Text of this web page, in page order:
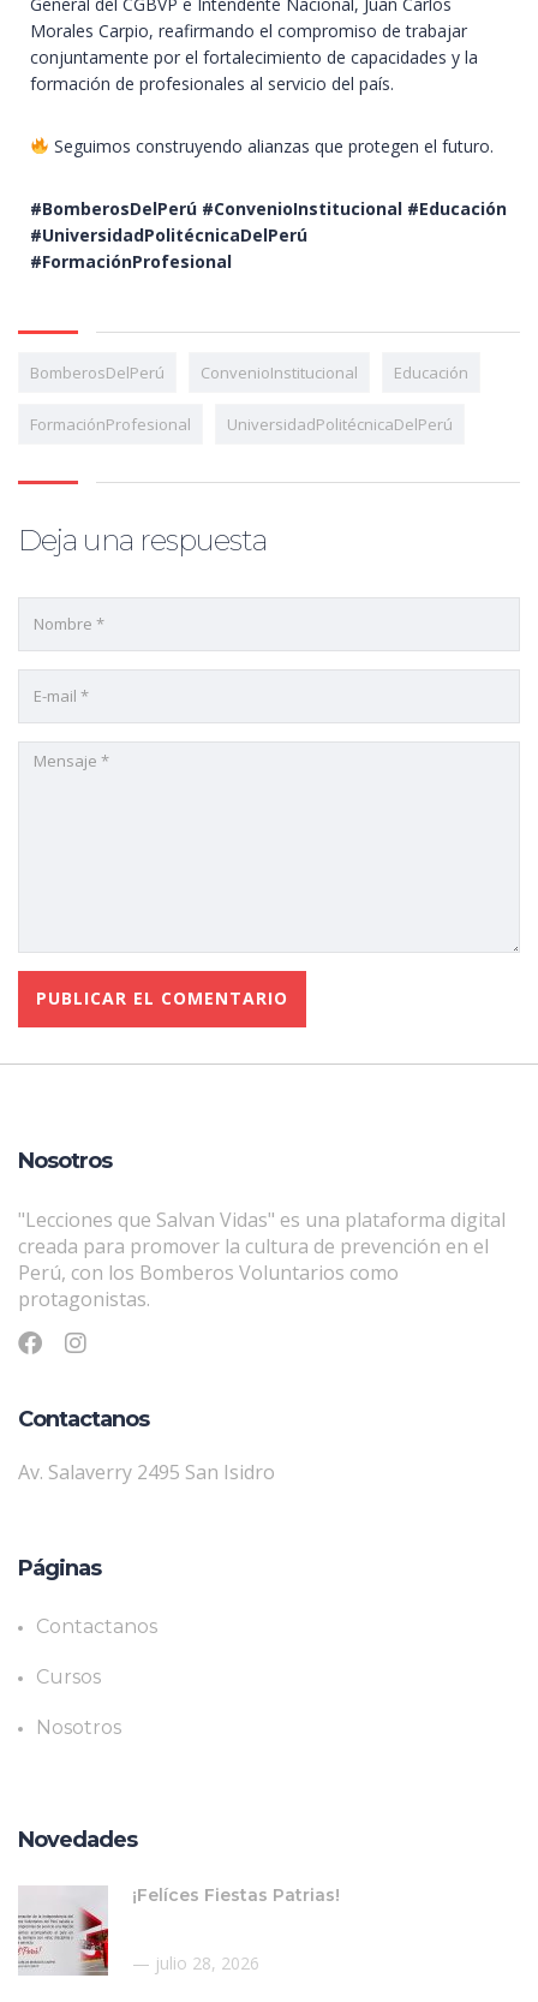
Morales Carpio, reafirmando el compromiso de trabajar
conjuntamente por el fortalecimiento de capacidades y la
formación de profesionales al servicio del país.
Seguimos construyendo alianzas que protegen el futuro.
#BomberosDelPerú #ConvenioInstitucional #Educación
#UniversidadPolitécnicaDelPerú
#FormaciónProfesional
BomberosDelPerú ConvenioInstitucional Educación
FormaciónProfesional UniversidadPolitécnicaDelPerú
Deja una respuesta
Nosotros
"Lecciones que Salvan Vidas" es una plataforma digital
creada para promover la cultura de prevención en el
Perú, con los Bomberos Voluntarios como
protagonistas.
Contactanos
Av. Salaverry 2495 San Isidro
Páginas
Contactanos
Cursos
Nosotros
Novedades
¡Felíces Fiestas Patrias!
julio 28, 2026